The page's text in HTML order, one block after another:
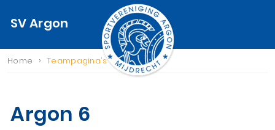
SV Argon
Home › Teampagina's
Argon 6